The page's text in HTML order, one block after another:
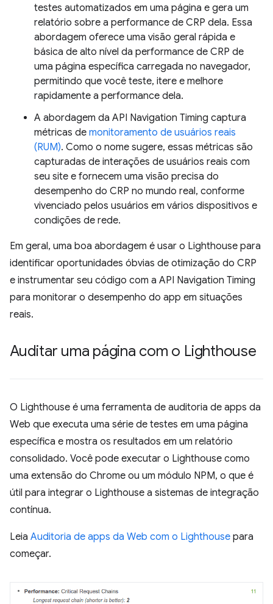
testes automatizados em uma página e gera um
relatório sobre a performance de CRP dela. Essa
abordagem oferece uma visão geral rápida e
básica de alto nível da performance de CRP de
uma página específica carregada no navegador,
permitindo que você teste, itere e melhore
rapidamente a performance dela.
A abordagem da API Navigation Timing captura
métricas de monitoramento de usuários reais
(RUM). Como o nome sugere, essas métricas são
capturadas de interações de usuários reais com
seu site e fornecem uma visão precisa do
desempenho do CRP no mundo real, conforme
vivenciado pelos usuários em vários dispositivos e
condições de rede.
Em geral, uma boa abordagem é usar o Lighthouse para
identificar oportunidades óbvias de otimização do CRP
e instrumentar seu código com a API Navigation Timing
para monitorar o desempenho do app em situações
reais.
Auditar uma página com o Lighthouse
O Lighthouse é uma ferramenta de auditoria de apps da
Web que executa uma série de testes em uma página
específica e mostra os resultados em um relatório
consolidado. Você pode executar o Lighthouse como
uma extensão do Chrome ou um módulo NPM, o que é
útil para integrar o Lighthouse a sistemas de integração
contínua.
Leia Auditoria de apps da Web com o Lighthouse para
começar.